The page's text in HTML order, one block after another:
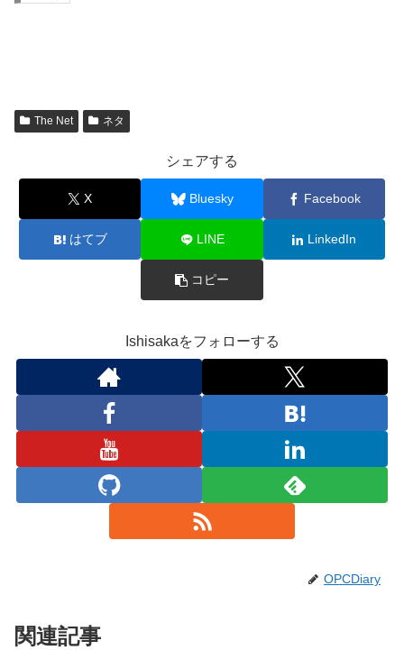
The Net ネタ
シェアする
X Bluesky Facebook
はてブ LINE LinkedIn
コピー
Ishisakaをフォローする
OPCDiary
関連記事